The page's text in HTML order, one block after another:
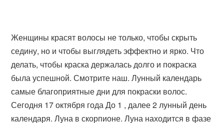
Женщины красят волосы не только, чтобы скрыть
седину, но и чтобы выглядеть эффектно и ярко. Что
делать, чтобы краска держалась долго и покраска
была успешной. Смотрите наш. Лунный календарь
самые благоприятные дни для покраски волос.
Сегодня 17 октября года До 1 , далее 2 лунный день
календаря. Луна в скорпионе. Луна находится в фазе